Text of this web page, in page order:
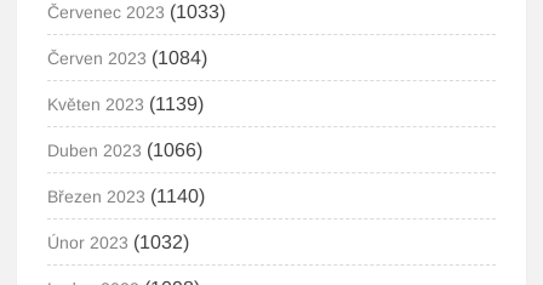
Červenec 2023 (1033)
Červen 2023 (1084)
Květen 2023 (1139)
Duben 2023 (1066)
Březen 2023 (1140)
Únor 2023 (1032)